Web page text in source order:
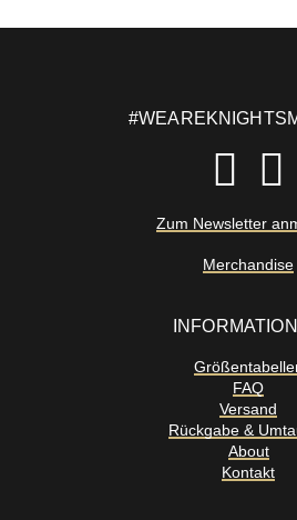
Zum Newsletter
Merchandise
FAQ
Versand
Rückgabe &
About
Kontakt